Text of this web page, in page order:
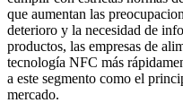
que aumentan las
deterioro y la necesidad de
productos, las empresas de
tecnología NFC más
a este segmento como el
mercado.